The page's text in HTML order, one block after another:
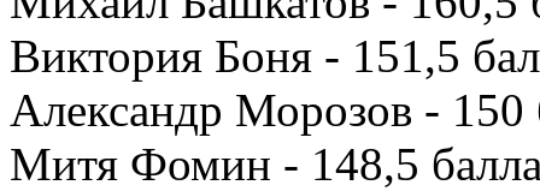
Виктория Боня - 151,5
Александр Морозов - 150
Митя Фомин - 148,5